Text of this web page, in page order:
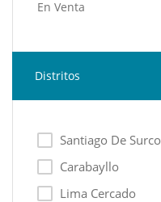
En Venta
Distritos
Santiago De Surco
Carabayllo
Lima Cercado